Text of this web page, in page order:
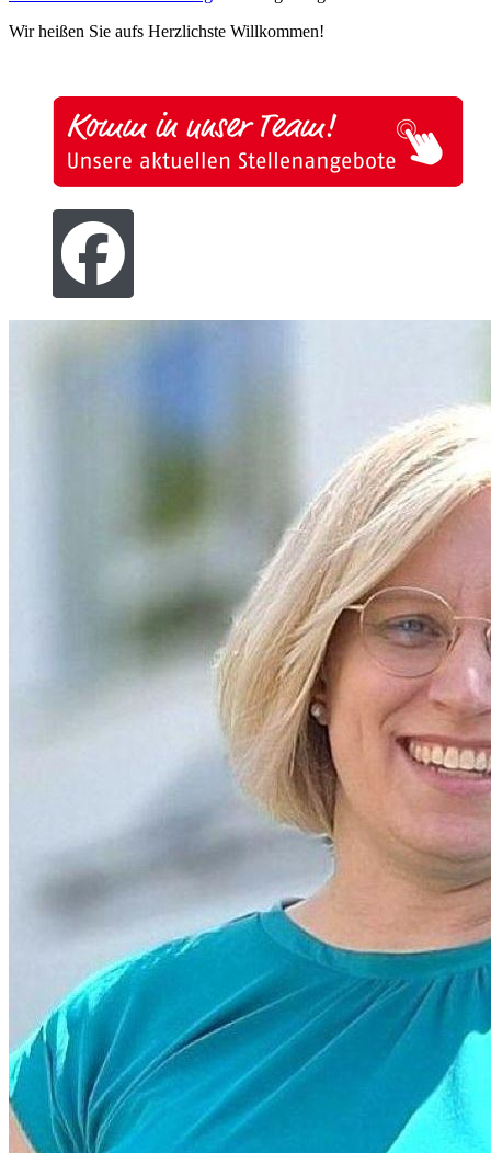
Wir heißen Sie aufs Herzlichste Willkommen!